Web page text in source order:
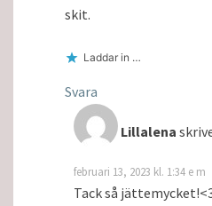
skit.
Laddar in …
Svara
Lillalena
februari 13, 2023 kl. 1:34 e m
Tack så